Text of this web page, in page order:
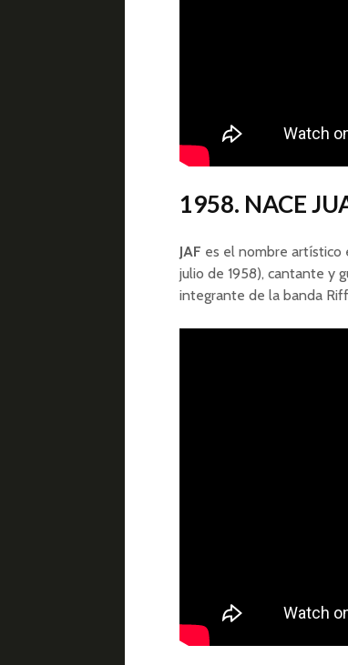
1958. NACE
JAF es el nombre artístico
julio de 1958), cantante y
integrante de la banda